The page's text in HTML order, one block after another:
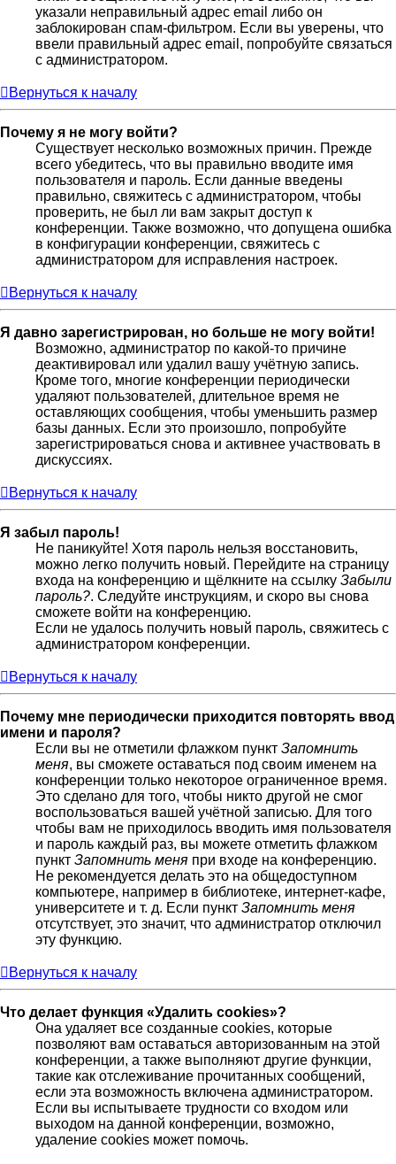
указали неправильный адрес email либо он
заблокирован спам-фильтром. Если вы уверены, что
ввели правильный адрес email, попробуйте связаться
с администратором.
Вернуться к началу
Почему я не могу войти?
Существует несколько возможных причин. Прежде
всего убедитесь, что вы правильно вводите имя
пользователя и пароль. Если данные введены
правильно, свяжитесь с администратором, чтобы
проверить, не был ли вам закрыт доступ к
конференции. Также возможно, что допущена ошибка
в конфигурации конференции, свяжитесь с
администратором для исправления настроек.
Вернуться к началу
Я давно зарегистрирован, но больше не могу войти!
Возможно, администратор по какой-то причине
деактивировал или удалил вашу учётную запись.
Кроме того, многие конференции периодически
удаляют пользователей, длительное время не
оставляющих сообщения, чтобы уменьшить размер
базы данных. Если это произошло, попробуйте
зарегистрироваться снова и активнее участвовать в
дискуссиях.
Вернуться к началу
Я забыл пароль!
Не паникуйте! Хотя пароль нельзя восстановить,
можно легко получить новый. Перейдите на страницу
входа на конференцию и щёлкните на ссылку Забыли
пароль?. Следуйте инструкциям, и скоро вы снова
сможете войти на конференцию.
Если не удалось получить новый пароль, свяжитесь с
администратором конференции.
Вернуться к началу
Почему мне периодически приходится повторять ввод
имени и пароля?
Если вы не отметили флажком пункт Запомнить
меня, вы сможете оставаться под своим именем на
конференции только некоторое ограниченное время.
Это сделано для того, чтобы никто другой не смог
воспользоваться вашей учётной записью. Для того
чтобы вам не приходилось вводить имя пользователя
и пароль каждый раз, вы можете отметить флажком
пункт Запомнить меня при входе на конференцию.
Не рекомендуется делать это на общедоступном
компьютере, например в библиотеке, интернет-кафе,
университете и т. д. Если пункт Запомнить меня
отсутствует, это значит, что администратор отключил
эту функцию.
Вернуться к началу
Что делает функция «Удалить cookies»?
Она удаляет все созданные cookies, которые
позволяют вам оставаться авторизованным на этой
конференции, а также выполняют другие функции,
такие как отслеживание прочитанных сообщений,
если эта возможность включена администратором.
Если вы испытываете трудности со входом или
выходом на данной конференции, возможно,
удаление cookies может помочь.